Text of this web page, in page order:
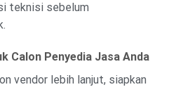
teknisi sebelum
Calon Penyedia Jasa Anda
vendor lebih lanjut, siapkan